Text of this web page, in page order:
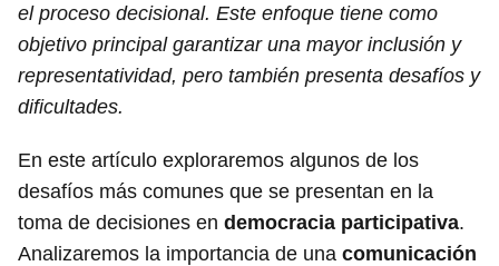
el proceso decisional. Este enfoque tiene como
objetivo principal garantizar una mayor inclusión y
representatividad, pero también presenta desafíos y
dificultades.
En este artículo exploraremos algunos de los
desafíos más comunes que se presentan en la
toma de decisiones en democracia participativa.
Analizaremos la importancia de una comunicación